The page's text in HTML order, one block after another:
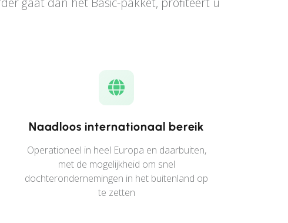
Naadloos internationaal bereik
Operationeel in heel Europa en daarbuiten,
met de mogelijkheid om snel
dochterondernemingen in het buitenland op
te zetten